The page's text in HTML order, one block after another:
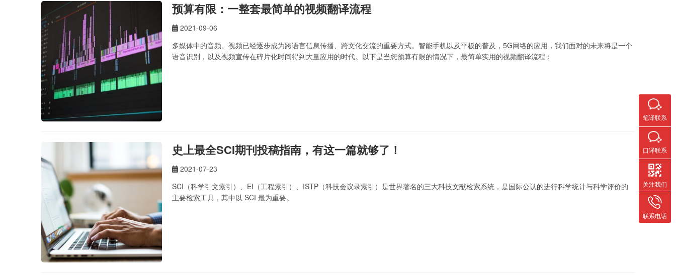
预算有限：一整套最简单的视频翻译流程
2021-09-06
多媒体中的音频、视频已经逐步成为跨语言信息传播、跨文化交流的重要方式。智能手机以及平板的普及，5G网络的应用，我们面对的未来将是一个
语音识别，以及视频宣传在碎片化时间得到大量应用的时代。以下是当您预算有限的情况下，最简单实用的视频翻译流程：
史上最全SCI期刊投稿指南，有这一篇就够了！
2021-07-23
SCI（科学引文索引）、EI（工程索引）、ISTP（科技会议录索引）是世界著名的三大科技文献检索系统，是国际公认的进行科学统计与科学评价的
主要检索工具，其中以 SCI 最为重要。
笔译联系
口译联系
关注我们
联系电话